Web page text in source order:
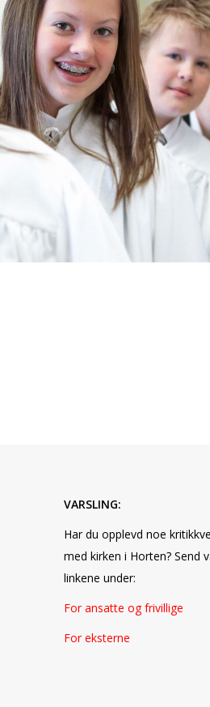
VARSLING:
Har du opplevd noe
med kirken i Horten? Send
linkene under:
For ansatte og frivillige
For eksterne